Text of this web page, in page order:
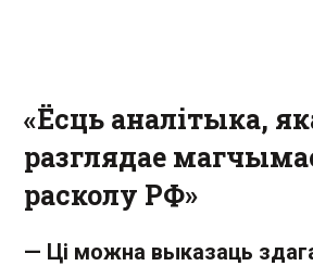
«Ёсць аналітыка,
разглядае
расколу РФ»
— Ці можна выказаць